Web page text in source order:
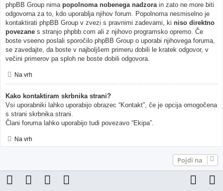
phpBB Group nima popolnoma nobenega nadzora in zato ne more biti
odgovorna za to, kdo uporablja njihov forum. Popolnoma nesmiselno je
kontaktirati phpBB Group v zvezi s pravnimi zadevami, ki niso direktno
povezane s stranjo phpbb.com ali z njihovo programsko opremo. Če
boste vseeno poslali sporočilo phpBB Group o uporabi njihovega foruma,
se zavedajte, da boste v najboljšem primeru dobili le kratek odgovor, v
večini primerov pa sploh ne boste dobili odgovora.
Na vrh
Kako kontaktiram skrbnika strani?
Vsi uporabniki lahko uporabijo obrazec “Kontakt”, če je opcija omogočena
s strani skrbnika strani.
Člani foruma lahko uporabijo tudi povezavo “Ekipa”.
Na vrh
Pojdi na